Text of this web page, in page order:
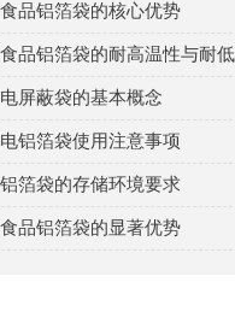
食品铝箔袋的核心优势
屏蔽袋的基本概念
电铝箔袋使用注意事项
铝箔袋的存储环境要求
食品铝箔袋的显著优势